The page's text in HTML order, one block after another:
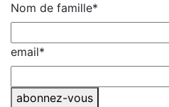
Email
Address*
Nom de famille*
email*
abonnez-vous